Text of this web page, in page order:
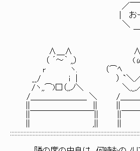
／￣￣￣￣￣￣
| おー、岩田―、な
＼ 暗ｲ
￣￣∨￣￣￣
∧＿∧ ∧
（ ´～｀ ,,） (ω・
r ヽ. （⌒ﾍ ,
__/ i | ） `＼／ ,へ
/ヽ,,⌒)□（,,ノ＼ ＼
/＿＿＿＿＿＿＿ ＼ /＿＿＿